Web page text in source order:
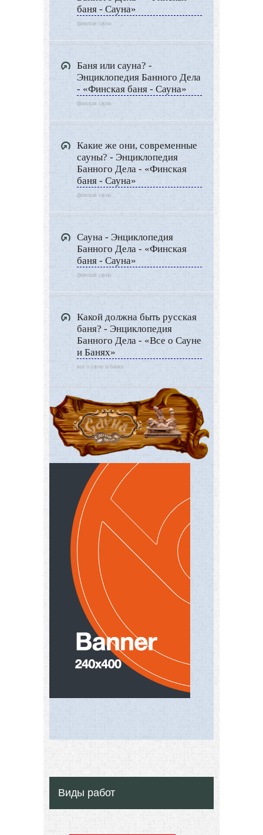
Видео новости
Дизайн разное
Другие услуги
баня - Сауна»
финская сауна
Баня или сауна? -
Энциклопедия Банного Дела
- «Финская баня - Сауна»
финская сауна
Какие же они, современные
сауны? - Энциклопедия
Банного Дела - «Финская
баня - Сауна»
финская сауна
Сауна - Энциклопедия
Банного Дела - «Финская
баня - Сауна»
финская сауна
Какой должна быть русская
баня? - Энциклопедия
Банного Дела - «Все о Сауне
и Банях»
все о сауне и банях
Виды работ